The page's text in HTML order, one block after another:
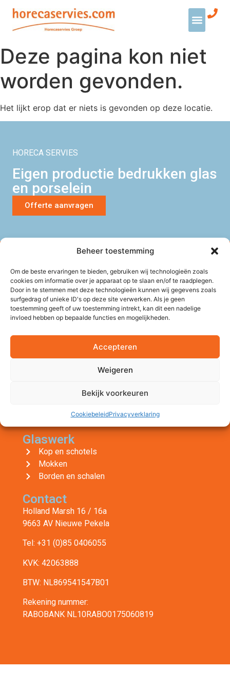
Beheer toestemming
Om de beste ervaringen te bieden, gebruiken wij technologieën zoals
cookies om informatie over je apparaat op te slaan en/of te raadplegen.
Door in te stemmen met deze technologieën kunnen wij gegevens zoals
surfgedrag of unieke ID's op deze site verwerken. Als je geen
toestemming geeft of uw toestemming intrekt, kan dit een nadelige
invloed hebben op bepaalde functies en mogelijkheden.
Accepteren
Weigeren
Bekijk voorkeuren
CookiebeleidPrivacyverklaring
Deze pagina kon niet
worden gevonden.
Het lijkt erop dat er niets is gevonden op deze locatie.
HORECA SERVIES
Eigen productie bedrukken glas
en porselein
Offerte aanvragen
Porselein
Bierglazen
Bierpullen
Champagneglazen
Snoeppotten
Glaswerk
Kop en schotels
Mokken
Borden en schalen
Contact
Holland Marsh 16 / 16a
9663 AV Nieuwe Pekela
Tel: +31 (0)85 0406055
KVK: 42063888
BTW: NL869541547B01
Rekening nummer:
RABOBANK NL10RABO0175060819